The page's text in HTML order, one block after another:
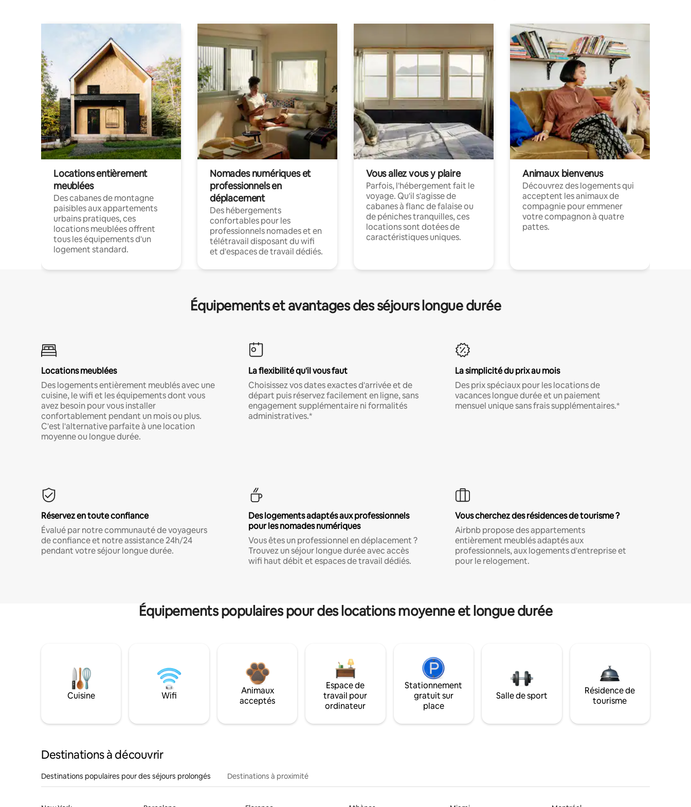
Locations entièrement
meublées
Des cabanes de montagne
paisibles aux appartements
urbains pratiques, ces
locations meublées offrent
tous les équipements d'un
logement standard.
Nomades numériques et
professionnels en
déplacement
Des hébergements
confortables pour les
professionnels nomades et en
télétravail disposant du wifi
et d'espaces de travail dédiés.
Vous allez vous y plaire
Parfois, l'hébergement fait le
voyage. Qu'il s'agisse de
cabanes à flanc de falaise ou
de péniches tranquilles, ces
locations sont dotées de
caractéristiques uniques.
Animaux bienvenus
Découvrez des logements qui
acceptent les animaux de
compagnie pour emmener
votre compagnon à quatre
pattes.
Équipements et avantages des séjours longue durée
Locations meublées
Des logements entièrement meublés avec une
cuisine, le wifi et les équipements dont vous
avez besoin pour vous installer
confortablement pendant un mois ou plus.
C'est l'alternative parfaite à une location
moyenne ou longue durée.
La flexibilité qu'il vous faut
Choisissez vos dates exactes d'arrivée et de
départ puis réservez facilement en ligne, sans
engagement supplémentaire ni formalités
administratives.*
La simplicité du prix au mois
Des prix spéciaux pour les locations de
vacances longue durée et un paiement
mensuel unique sans frais supplémentaires.*
Réservez en toute confiance
Évalué par notre communauté de voyageurs
de confiance et notre assistance 24h/24
pendant votre séjour longue durée.
Des logements adaptés aux professionnels
pour les nomades numériques
Vous êtes un professionnel en déplacement ?
Trouvez un séjour longue durée avec accès
wifi haut débit et espaces de travail dédiés.
Vous cherchez des résidences de tourisme ?
Airbnb propose des appartements
entièrement meublés adaptés aux
professionnels, aux logements d'entreprise et
pour le relogement.
Équipements populaires pour des locations moyenne et longue durée
Cuisine Wifi
Animaux
acceptés
Espace de
travail pour
ordinateur
Stationnement
gratuit sur
place
Salle de sport
Résidence de
tourisme
Destinations à découvrir
Destinations populaires pour des séjours prolongés Destinations à proximité